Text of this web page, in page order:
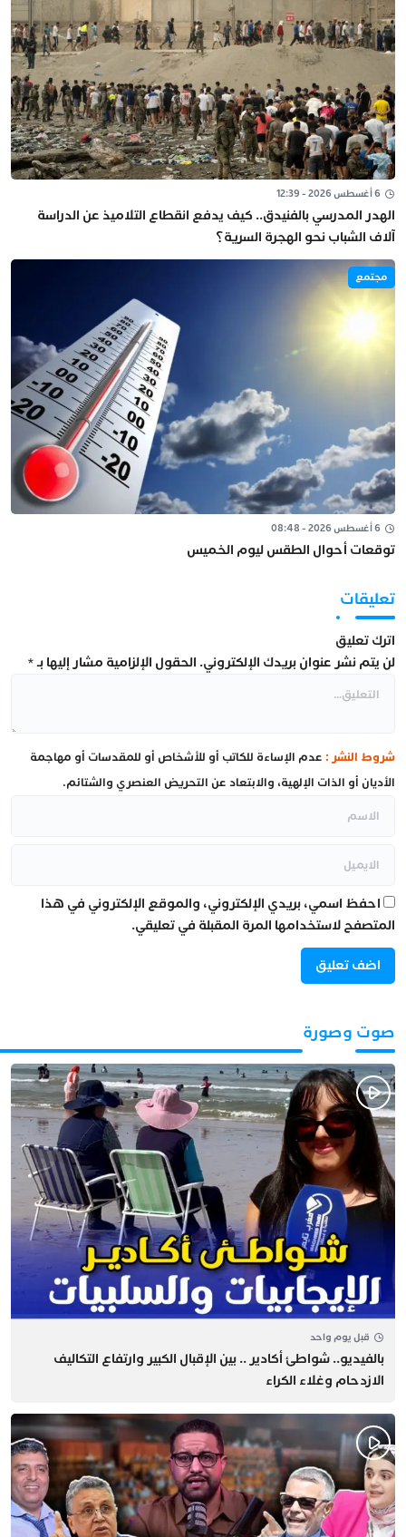
6 أغسطس 2026 - 12:39
الهدر المدرسي بالفنيدق.. كيف يدفع انقطاع التلاميذ عن الدراسة
آلاف الشباب نحو الهجرة السرية؟
مجتمع
6 أغسطس 2026 - 08:48
توقعات أحوال الطقس ليوم الخميس
تعليقات
اترك تعليق
لن يتم نشر عنوان بريدك الإلكتروني. الحقول الإلزامية مشار إليها بـ*
شروط النشر : عدم الإساءة للكاتب أو للأشخاص أو للمقدسات أو مهاجمة
الأديان أو الذات الإلهية، والابتعاد عن التحريض العنصري والشتائم.
احفظ اسمي، بريدي الإلكتروني، والموقع الإلكتروني في هذا
المتصفح لاستخدامها المرة المقبلة في تعليقي.
صوت وصورة
قبل يوم واحد
بالفيديو.. شواطئ أكادير .. بين الإقبال الكبير وارتفاع التكاليف
الازدحام وغلاء الكراء